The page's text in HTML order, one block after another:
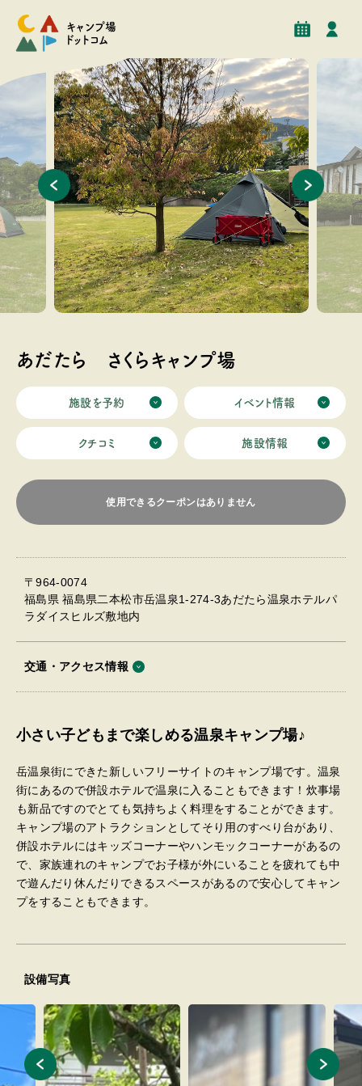
キャンプ場
ドットコム
予約 施設情報
あだたら さくらキャンプ場
施設を予約 イベント情報
クチコミ 施設情報
使用できるクーポンはありません
〒964-0074
福島県 福島県二本松市岳温泉1-274-3あだたら温泉ホテルパ
ラダイスヒルズ敷地内
交通・アクセス情報
小さい子どもまで楽しめる温泉キャンプ場♪
岳温泉街にできた新しいフリーサイトのキャンプ場です。温泉
街にあるので併設ホテルで温泉に入ることもできます！炊事場
も新品ですのでとても気持ちよく料理をすることができます。
キャンプ場のアトラクションとしてそり用のすべり台があり、
併設ホテルにはキッズコーナーやハンモックコーナーがあるの
で、家族連れのキャンプでお子様が外にいることを疲れても中
で遊んだり休んだりできるスペースがあるので安心してキャン
プをすることもできます。
設備写真